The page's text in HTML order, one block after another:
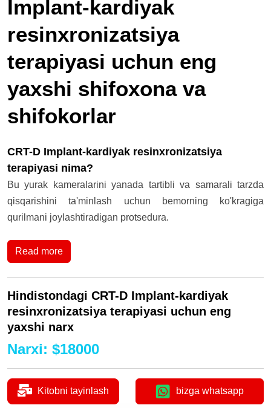
Implant-kardiyak
resinxronizatsiya
terapiyasi uchun eng
yaxshi shifoxona va
shifokorlar
CRT-D Implant-kardiyak resinxronizatsiya
terapiyasi nima?
Bu yurak kameralarini yanada tartibli va samarali tarzda
qisqarishini ta'minlash uchun bemorning ko'kragiga
qurilmani joylashtiradigan protsedura.
Read more
Hindistondagi CRT-D Implant-kardiyak
resinxronizatsiya terapiyasi uchun eng
yaxshi narx
Narxi: $18000
Kitobni tayinlash bizga whatsapp